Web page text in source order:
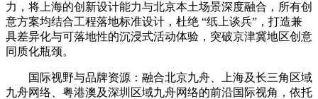
力，将上海的创新设计能力与北京本土场景深度融合，所有创
意方案均结合工程落地标准设计，杜绝 “纸上谈兵”，打造兼
具差异化与可落地性的沉浸式活动体验，突破京津冀地区创意
同质化瓶颈。
国际视野与品牌资源：融合北京九舟、上海及长三角区域
九舟网络、粤港澳及深圳区域九舟网络的前沿国际视角，依托